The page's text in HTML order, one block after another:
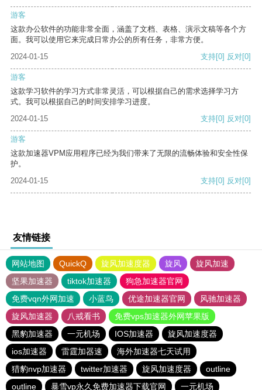
游客
这款办公软件的功能非常全面，涵盖了文档、表格、演示文稿等各个方
面。我可以使用它来完成日常办公的所有任务，非常方便。
2024-01-15
支持[0] 反对[0]
游客
这款学习软件的学习方式非常灵活，可以根据自己的需求选择学习方
式。我可以根据自己的时间安排学习进度。
2024-01-15
支持[0] 反对[0]
游客
这款加速器VPM应用程序已经为我们带来了无限的流畅体验和安全性保
护。
2024-01-15
支持[0] 反对[0]
友情链接
网站地图 QuickQ 旋风加速度器 旋风
旋风加速
坚果加速器
tiktok加速器
狗急加速器官网
免费vqn外网加速
小蓝鸟 优途加速器官网
风驰加速器
旋风加速器
八戒看书
免费vps加速器外网苹果版
黑豹加速器
一元机场 IOS加速器
旋风加速度器
ios加速器
雷霆加器速
海外加速器七天试用
猎豹nvp加速器
twitter加速器 旋风加速度器
outline
outline
暴雪vp永久免费加速器下载官网 一元机场